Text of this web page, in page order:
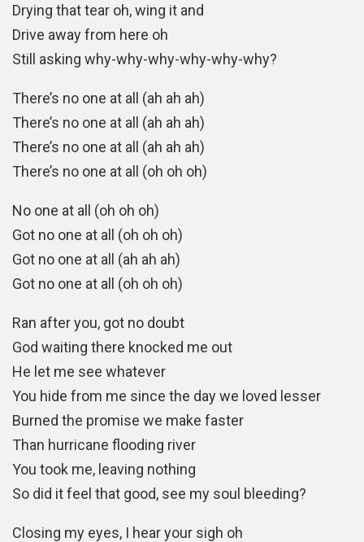
Drying that tear oh, wing it and
Drive away from here oh
Still asking why-why-why-why-why-why?
There’s no one at all (ah ah ah)
There’s no one at all (ah ah ah)
There’s no one at all (ah ah ah)
There’s no one at all (oh oh oh)
No one at all (oh oh oh)
Got no one at all (oh oh oh)
Got no one at all (ah ah ah)
Got no one at all (oh oh oh)
Ran after you, got no doubt
God waiting there knocked me out
He let me see whatever
You hide from me since the day we loved lesser
Burned the promise we make faster
Than hurricane flooding river
You took me, leaving nothing
So did it feel that good, see my soul bleeding?
Closing my eyes, I hear your sigh oh